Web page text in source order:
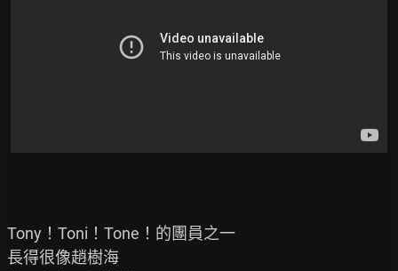
Tony！Toni！Tone！的團員之一
長得很像趙樹海